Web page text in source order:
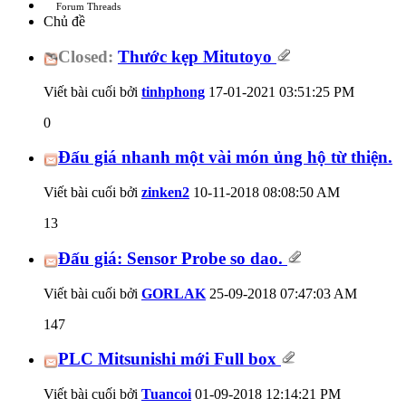
Forum Threads
Chủ đề
Closed: Thước kẹp Mitutoyo
Viết bài cuối bởi tinhphong 17-01-2021 03:51:25 PM
0
Đấu giá nhanh một vài món ủng hộ từ thiện.
Viết bài cuối bởi zinken2 10-11-2018 08:08:50 AM
13
Đấu giá: Sensor Probe so dao.
Viết bài cuối bởi GORLAK 25-09-2018 07:47:03 AM
147
PLC Mitsunishi mới Full box
Viết bài cuối bởi Tuancoi 01-09-2018 12:14:21 PM